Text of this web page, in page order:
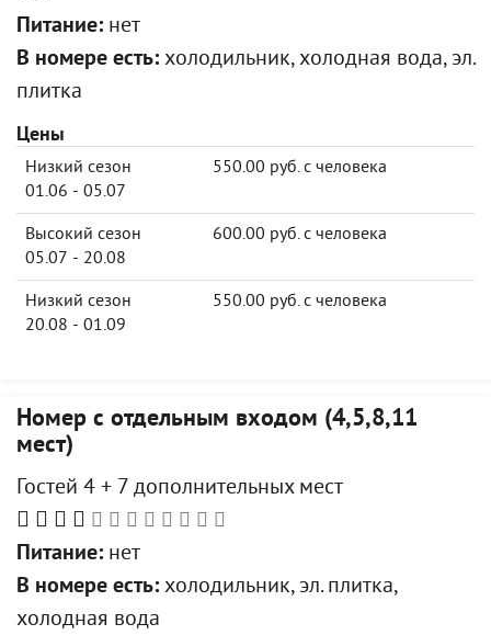
Питание: нет
В номере есть: холодильник, холодная вода, эл.
плитка
Цены
Низкий сезон
01.06 - 05.07
550.00 руб. с человека
Высокий сезон
05.07 - 20.08
600.00 руб. с человека
Низкий сезон
20.08 - 01.09
550.00 руб. с человека
Номер с отдельным входом (4,5,8,11
мест)
Гостей 4 + 7 дополнительных мест
Питание: нет
В номере есть: холодильник, эл. плитка,
холодная вода